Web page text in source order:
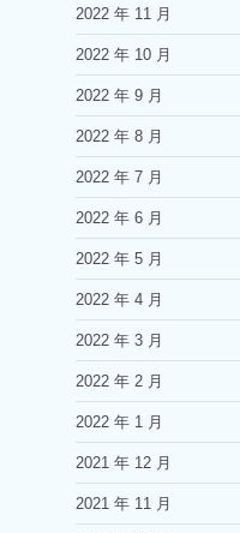
2022 年 11 月
2022 年 10 月
2022 年 9 月
2022 年 8 月
2022 年 7 月
2022 年 6 月
2022 年 5 月
2022 年 4 月
2022 年 3 月
2022 年 2 月
2022 年 1 月
2021 年 12 月
2021 年 11 月